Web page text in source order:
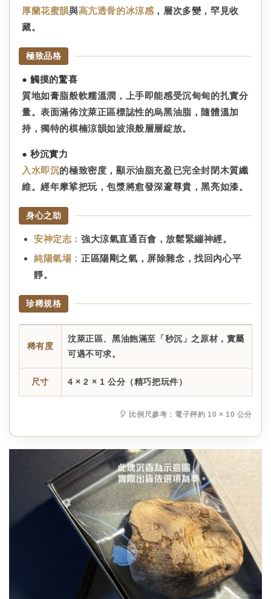
厚蘭花蜜韻與高亢透骨的冰涼感 ，層次多變，罕見收
藏。
極致品格
● 觸摸的驚喜
質地如膏脂般軟糯溫潤，上手即能感受沉甸甸的扎實分
量。表面滿佈汶萊正區標誌性的烏黑油脂，隨體溫加
持，獨特的棋楠涼韻如波浪般層層綻放。
● 秒沉實力
入水即沉的極致密度，顯示油脂充盈已完全封閉木質纖
維。經年摩挲把玩，包漿將愈發深邃尊貴，黑亮如漆。
身心之助
安神定志： 強大涼氣直通百會，放鬆緊繃神經。
純陽氣場： 正區陽剛之氣，屏除雜念，找回內心平
靜。
珍稀規格
稀有度
汶萊正區、黑油飽滿至「秒沉」之原材，實屬
可遇不可求。
尺寸 4 × 2 × 1 公分（精巧把玩件）
🎈 比例尺參考：電子秤約 10 × 10 公分